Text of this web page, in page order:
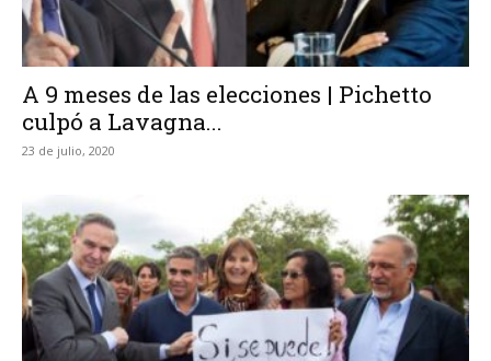
A 9 meses de las elecciones | Pichetto
culpó a Lavagna...
23 de julio, 2020